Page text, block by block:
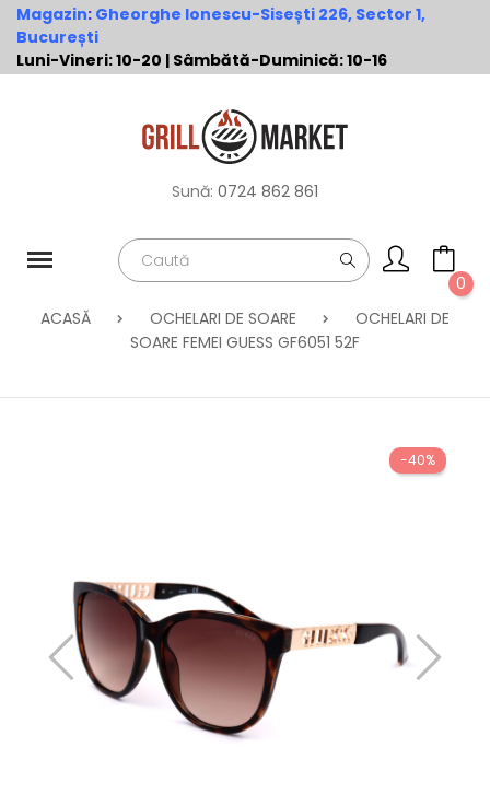
Magazin: Gheorghe Ionescu-Sisești 226, Sector 1,
București
Luni-Vineri: 10-20 | Sâmbătă-Duminică: 10-16
Sună: 0724 862 861
0
ACASĂ
OCHELARI DE SOARE
OCHELARI DE
SOARE FEMEI GUESS GF6051 52F
-40%